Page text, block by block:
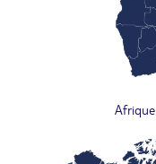
Afrique